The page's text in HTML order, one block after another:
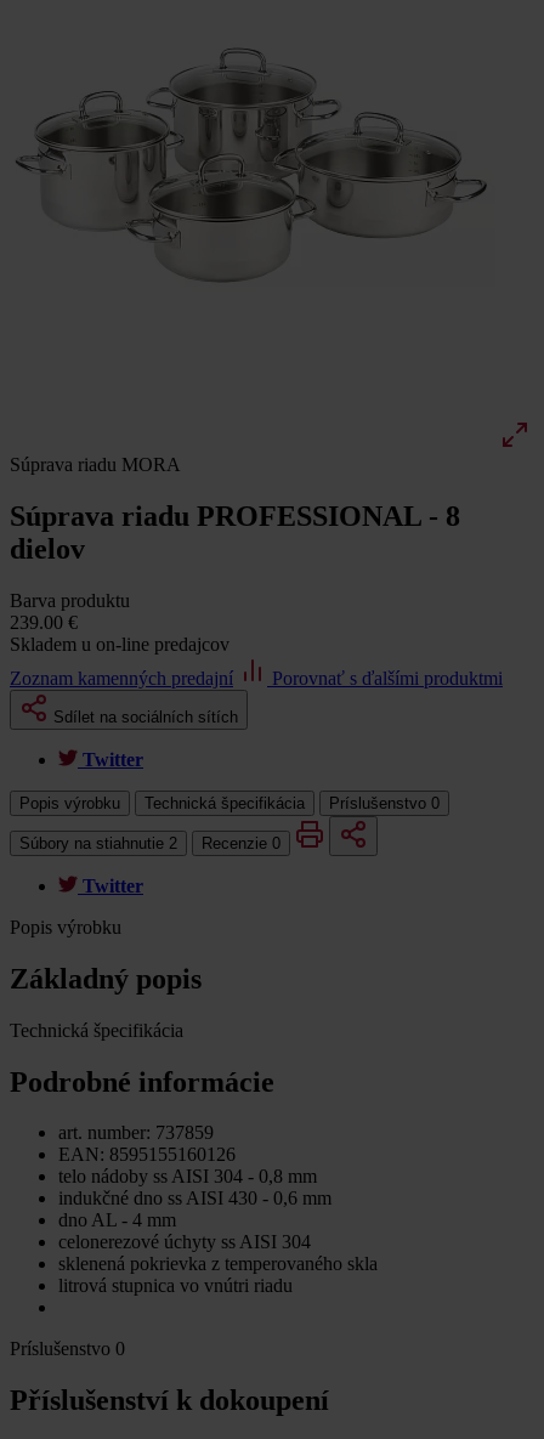
Súprava riadu MORA
Súprava riadu PROFESSIONAL - 8
dielov
Barva produktu
239.00 €
Skladem u on-line predajcov
Zoznam kamenných predajní
Porovnať s ďalšími produktmi
Sdílet na sociálních sítích
Twitter
Popis výrobku Technická špecifikácia Príslušenstvo 0
Súbory na stiahnutie 2 Recenzie 0
Twitter
Popis výrobku
Základný popis
Technická špecifikácia
Podrobné informácie
art. number: 737859
EAN: 8595155160126
telo nádoby ss AISI 304 - 0,8 mm
indukčné dno ss AISI 430 - 0,6 mm
dno AL - 4 mm
celonerezové úchyty ss AISI 304
sklenená pokrievka z temperovaného skla
litrová stupnica vo vnútri riadu
Príslušenstvo 0
Příslušenství k dokoupení